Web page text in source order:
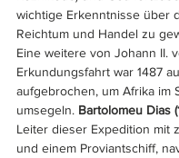
wichtige Erkenntnisse über
Reichtum und Handel zu
Eine weitere von Johann II.
Erkundungsfahrt war 1487
aufgebrochen, um Afrika im
umsegeln. Bartolomeu Dias
Leiter dieser Expedition mit
und einem Proviantschiff,